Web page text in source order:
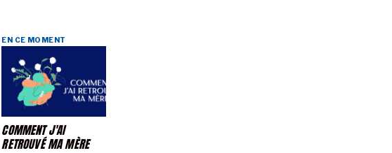
COMMENT J'AI
RETROUVÉ MA MÈRE
EN CE MOMENT